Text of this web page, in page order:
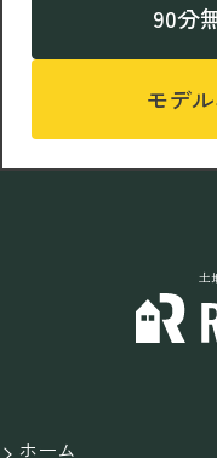
90分
モデ
土
ホーム